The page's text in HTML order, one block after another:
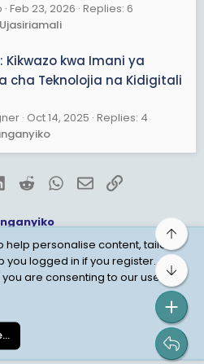
Feb 23, 2026 Replies: 6
Kikwazo kwa Imani ya
cha Teknolojia na Kidigitali
Oct 14, 2025 Replies: 4
LinkedInRedditWhatsApp
EmailLink
Personal Data Protection
help personalise content, tailor
logged in if you register.
are consenting to our use of
Top